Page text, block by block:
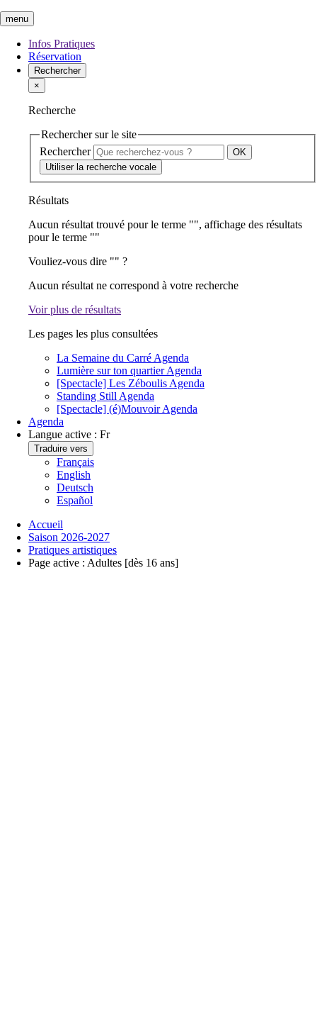
menu
Infos Pratiques
Réservation
Rechercher
×
Recherche
Rechercher sur le site
Rechercher
Utiliser la recherche vocale
Résultats
Aucun résultat trouvé pour le terme "", affichage des résultats
pour le terme ""
Vouliez-vous dire "" ?
Aucun résultat ne correspond à votre recherche
Voir plus de résultats
Les pages les plus consultées
La Semaine du Carré Agenda
Lumière sur ton quartier Agenda
[Spectacle] Les Zéboulis Agenda
Standing Still Agenda
[Spectacle] (é)Mouvoir Agenda
Agenda
Langue active : Fr
Traduire vers
Français
English
Deutsch
Español
Accueil
Saison 2026-2027
Pratiques artistiques
Page active : Adultes [dès 16 ans]